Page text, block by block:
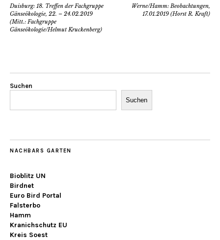
Duisburg: 18. Treffen der Fachgruppe
Gänseökologie, 22. – 24.02.2019
(Mitt.: Fachgruppe
Gänseökologie/Helmut Kruckenberg)
Werne/Hamm: Beobachtungen,
17.01.2019 (Horst R. Kraft)
Suchen
Suchen
NACHBARS GARTEN
Bioblitz UN
Birdnet
Euro Bird Portal
Falsterbo
Hamm
Kranichschutz EU
Kreis Soest